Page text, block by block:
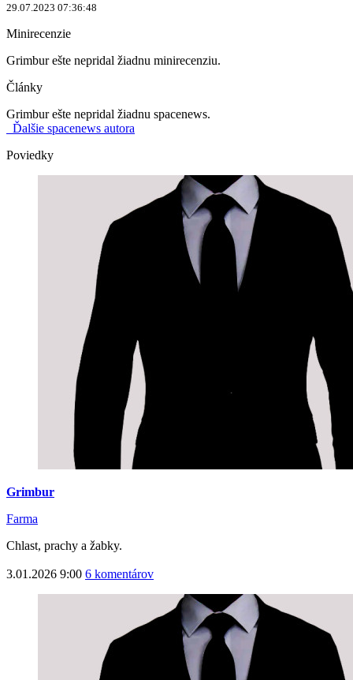
29.07.2023 07:36:48
Minirecenzie
Grimbur ešte nepridal žiadnu minirecenziu.
Články
Grimbur ešte nepridal žiadnu spacenews.
Ďalšie spacenews autora
Poviedky
Grimbur
Farma
Chlast, prachy a žabky.
3.01.2026 9:00 6 komentárov